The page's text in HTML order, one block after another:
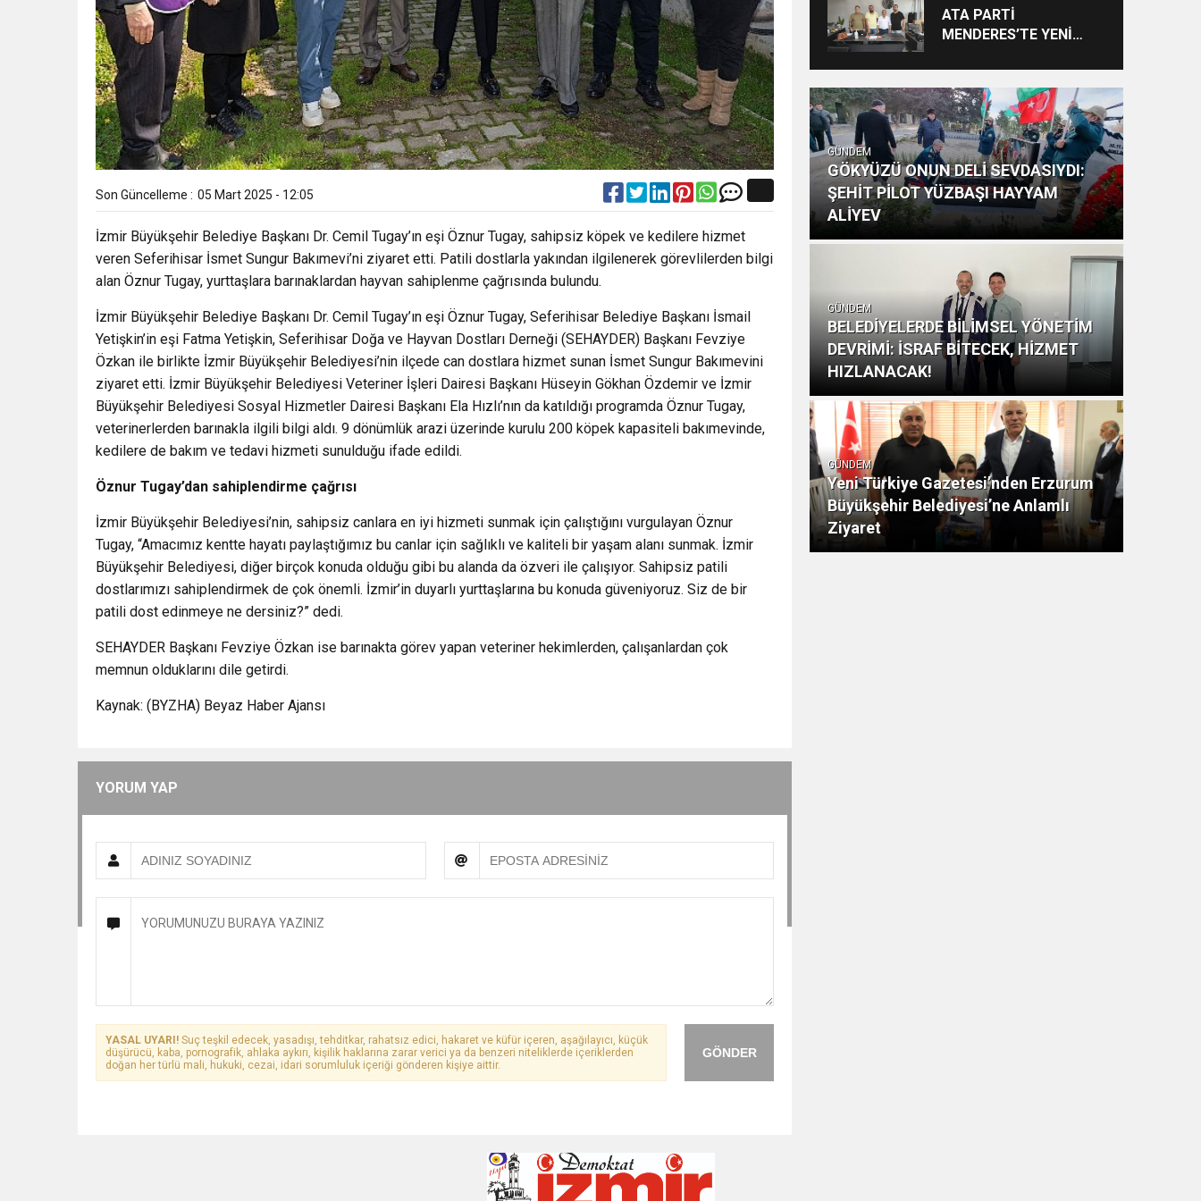
Son Güncelleme : 05 Mart 2025 - 12:05
İzmir Büyükşehir Belediye Başkanı Dr. Cemil Tugay’ın eşi Öznur Tugay, sahipsiz köpek ve kedilere hizmet
veren Seferihisar İsmet Sungur Bakımevi’ni ziyaret etti. Patili dostlarla yakından ilgilenerek görevlilerden bilgi
alan Öznur Tugay, yurttaşlara barınaklardan hayvan sahiplenme çağrısında bulundu.
İzmir Büyükşehir Belediye Başkanı Dr. Cemil Tugay’ın eşi Öznur Tugay, Seferihisar Belediye Başkanı İsmail
Yetişkin’in eşi Fatma Yetişkin, Seferihisar Doğa ve Hayvan Dostları Derneği (SEHAYDER) Başkanı Fevziye
Özkan ile birlikte İzmir Büyükşehir Belediyesi’nin ilçede can dostlara hizmet sunan İsmet Sungur Bakımevini
ziyaret etti. İzmir Büyükşehir Belediyesi Veteriner İşleri Dairesi Başkanı Hüseyin Gökhan Özdemir ve İzmir
Büyükşehir Belediyesi Sosyal Hizmetler Dairesi Başkanı Ela Hızlı’nın da katıldığı programda Öznur Tugay,
veterinerlerden barınakla ilgili bilgi aldı. 9 dönümlük arazi üzerinde kurulu 200 köpek kapasiteli bakımevinde,
kedilere de bakım ve tedavi hizmeti sunulduğu ifade edildi.
Öznur Tugay’dan sahiplendirme çağrısı
İzmir Büyükşehir Belediyesi’nin, sahipsiz canlara en iyi hizmeti sunmak için çalıştığını vurgulayan Öznur
Tugay, “Amacımız kentte hayatı paylaştığımız bu canlar için sağlıklı ve kaliteli bir yaşam alanı sunmak. İzmir
Büyükşehir Belediyesi, diğer birçok konuda olduğu gibi bu alanda da özveri ile çalışıyor. Sahipsiz patili
dostlarımızı sahiplendirmek de çok önemli. İzmir’in duyarlı yurttaşlarına bu konuda güveniyoruz. Siz de bir
patili dost edinmeye ne dersiniz?” dedi.
SEHAYDER Başkanı Fevziye Özkan ise barınakta görev yapan veteriner hekimlerden, çalışanlardan çok
memnun olduklarını dile getirdi.
Kaynak: (BYZHA) Beyaz Haber Ajansı
YORUM YAP
GÖNDER
YASAL UYARI! Suç teşkil edecek, yasadışı, tehditkar, rahatsız edici, hakaret ve küfür içeren, aşağılayıcı, küçük
düşürücü, kaba, pornografik, ahlaka aykırı, kişilik haklarına zarar verici ya da benzeri niteliklerde içeriklerden
doğan her türlü mali, hukuki, cezai, idari sorumluluk içeriği gönderen kişiye aittir.
Kişinin Lafa Bakılmaz”
ATA PARTİ
MENDERES’TE YENİ
BAŞLADI
GÜNDEM
GÖKYÜZÜ ONUN DELİ SEVDASIYDI:
ŞEHİT PİLOT YÜZBAŞI HAYYAM
ALİYEV
GÜNDEM
BELEDİYELERDE BİLİMSEL YÖNETİM
DEVRİMİ: İSRAF BİTECEK, HİZMET
HIZLANACAK!
GÜNDEM
Yeni Türkiye Gazetesi’nden Erzurum
Büyükşehir Belediyesi’ne Anlamlı
Ziyaret